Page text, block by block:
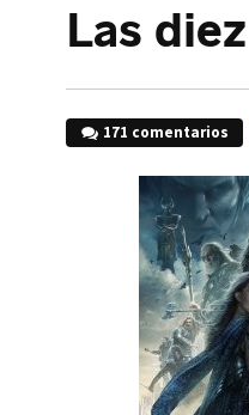
Las
171 comentarios